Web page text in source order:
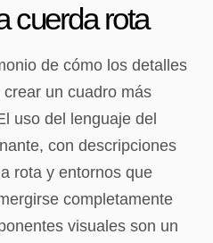
cuerda rota
de cómo los detalles
un cuadro más
uso del lenguaje del
con descripciones
rota y entornos que
completamente
visuales son un